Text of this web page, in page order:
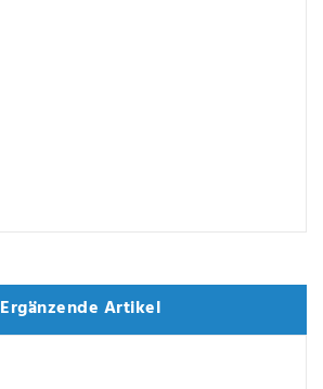
Ergänzende Artikel